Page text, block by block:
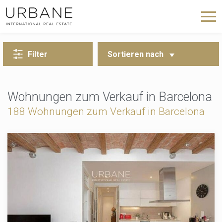
Filter Sortieren nach
Wohnungen zum Verkauf in Barcelona
188 Wohnungen zum Verkauf in Barcelona